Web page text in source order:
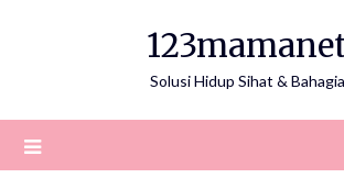
Solusi Hidup Sihat & Bahagia